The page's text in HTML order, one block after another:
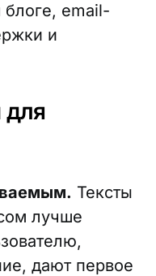
блоге, email-
и
для
Тексты
лучше
дают первое